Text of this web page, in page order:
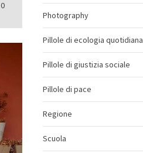
0
Photography
Pillole di ecologia quotidiana
Pillole di giustizia sociale
Pillole di pace
Regione
Scuola